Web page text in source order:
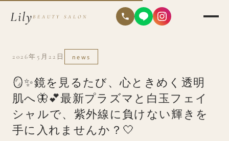
LilyBEAUTY SALON
2026年5月22日 news
🪞✨鏡を見るたび、心ときめく透明
肌へ🦋💕最新プラズマと白玉フェイ
シャルで、紫外線に負けない輝きを
手に入れませんか？🤍